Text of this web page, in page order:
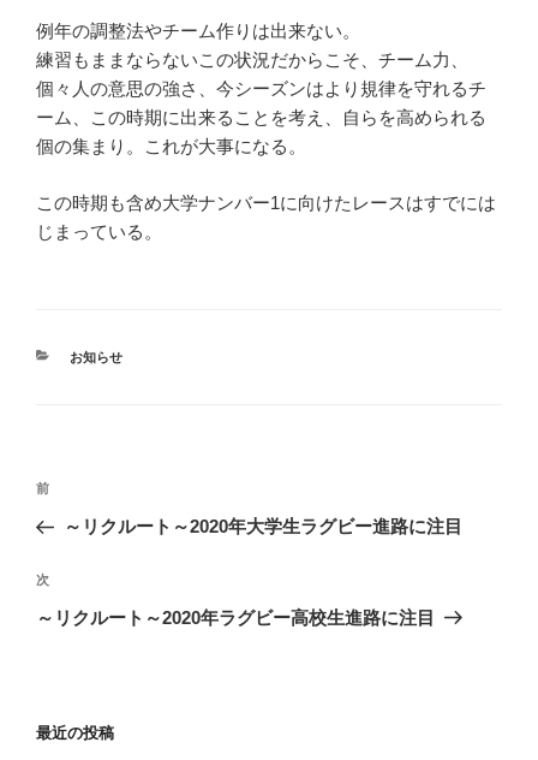
例年の調整法やチーム作りは出来ない。
練習もままならないこの状況だからこそ、チーム力、
個々人の意思の強さ、今シーズンはより規律を守れるチ
ーム、この時期に出来ることを考え、自らを高められる
個の集まり。これが大事になる。
この時期も含め大学ナンバー1に向けたレースはすでには
じまっている。
カ
お知らせ
投
ナ
ビ
ゲ
ン
前
の
稿
前
～リクルート～2020年大学生ラグビー進路に注目
次
次
～リクルート～2020年ラグビー高校生進路に注目
最近の投稿